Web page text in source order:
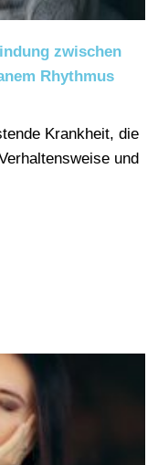
zwischen
Rhythmus
Krankheit, die
und